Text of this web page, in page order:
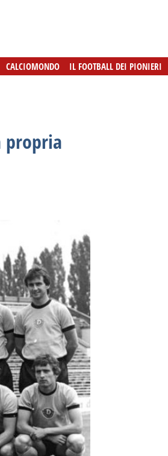
CALCIOMONDO IL FOOTBALL DEI PIONIERI
CALCIOMONDO IL FOOTBALL DEI PIONIERI
propria